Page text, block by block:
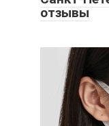
отзывы